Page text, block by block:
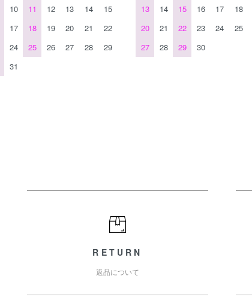
10 11 12 13 14
15
17 18 19 20 21
22
24 25 26 27 28
29
31
13
14 15 16 17 18
20
21 22 23 24 25
27
28 29 30
RETURN
返品について